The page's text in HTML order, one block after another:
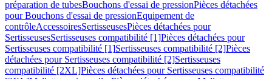
préparation de tubesBouchons d'essai de pressionPièces détachées
pour Bouchons d'essai de pressionEquipement de
contrôleAccessoiresSertisseusesPièces détachées pour
SertisseusesSertisseuses compatibilité [1]Pièces détachées pour
Sertisseuses compatibilité [1]Sertisseuses compatibilité [2]Pièces
détachées pour Sertisseuses compatibilité [2]Sertisseuses
compatibilité [2XL]Pièces détachées pour Sertisseuses compatibilité